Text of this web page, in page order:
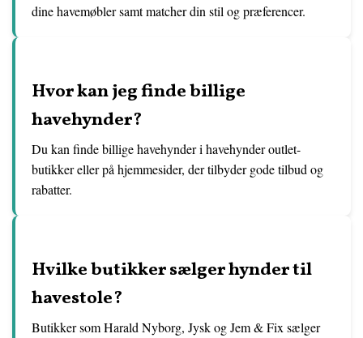
dine havemøbler samt matcher din stil og præferencer.
Hvor kan jeg finde billige
havehynder?
Du kan finde billige havehynder i havehynder outlet-
butikker eller på hjemmesider, der tilbyder gode tilbud og
rabatter.
Hvilke butikker sælger hynder til
havestole?
Butikker som Harald Nyborg, Jysk og Jem & Fix sælger